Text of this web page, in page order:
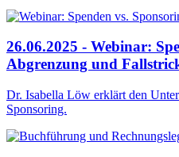
26.06.2025 - Webinar:
Abgrenzung und
Dr. Isabella Löw erklärt den
Sponsoring.